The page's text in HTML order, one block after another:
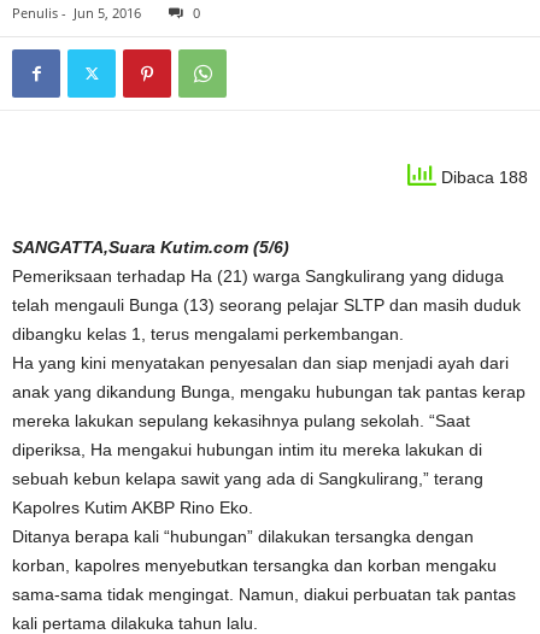
Penulis - Jun 5, 2016 0
Dibaca 188
SANGATTA,Suara Kutim.com (5/6)
Pemeriksaan terhadap Ha (21) warga Sangkulirang yang diduga
telah mengauli Bunga (13) seorang pelajar SLTP dan masih duduk
dibangku kelas 1, terus mengalami perkembangan.
Ha yang kini menyatakan penyesalan dan siap menjadi ayah dari
anak yang dikandung Bunga, mengaku hubungan tak pantas kerap
mereka lakukan sepulang kekasihnya pulang sekolah. “Saat
diperiksa, Ha mengakui hubungan intim itu mereka lakukan di
sebuah kebun kelapa sawit yang ada di Sangkulirang,” terang
Kapolres Kutim AKBP Rino Eko.
Ditanya berapa kali “hubungan” dilakukan tersangka dengan
korban, kapolres menyebutkan tersangka dan korban mengaku
sama-sama tidak mengingat. Namun, diakui perbuatan tak pantas
kali pertama dilakuka tahun lalu.